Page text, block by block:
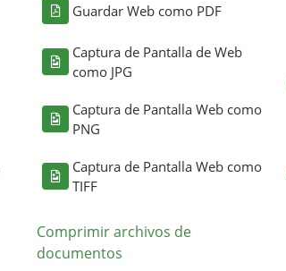
Guardar Web como PDF
Captura de Pantalla de Web
como JPG
Captura de Pantalla Web como
PNG
Captura de Pantalla Web como
TIFF
Comprimir archivos de
documentos